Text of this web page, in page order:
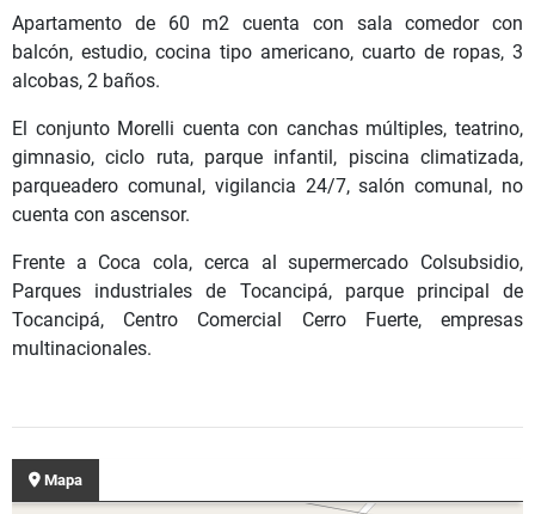
Apartamento de 60 m2 cuenta con sala comedor con
balcón, estudio, cocina tipo americano, cuarto de ropas, 3
alcobas, 2 baños.
El conjunto Morelli cuenta con canchas múltiples, teatrino,
gimnasio, ciclo ruta, parque infantil, piscina climatizada,
parqueadero comunal, vigilancia 24/7, salón comunal, no
cuenta con ascensor.
Frente a Coca cola, cerca al supermercado Colsubsidio,
Parques industriales de Tocancipá, parque principal de
Tocancipá, Centro Comercial Cerro Fuerte, empresas
multinacionales.
Mapa